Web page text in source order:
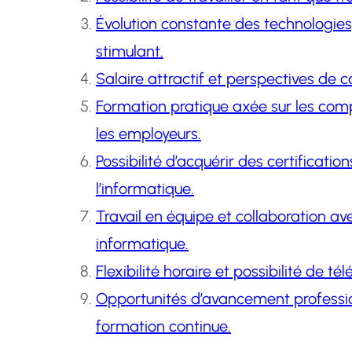
Évolution constante des
stimulant.
Salaire attractif et perspectives de
Formation pratique axée sur les
les employeurs.
Possibilité d’acquérir des
l’informatique.
Travail en équipe et collaboration
informatique.
Flexibilité horaire et possibilité de
Opportunités d’avancement
formation continue.